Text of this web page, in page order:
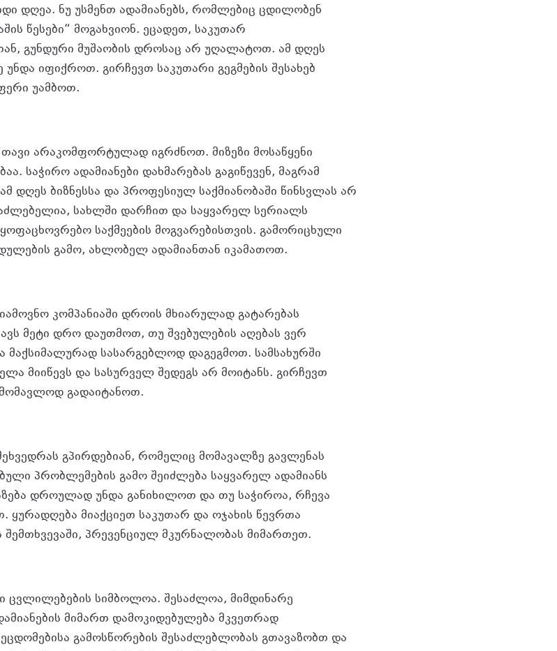
დღეა. ნუ უსმენთ ადამიანებს, რომლებიც ცდილობენ
წესები“ მოგახვიონ. ეცადეთ, საკუთარ
გუნდური მუშაობის დროსაც არ უღალატოთ. ამ დღეს
იფიქროთ. გირჩევთ საკუთარი გეგმების შესახებ
უამბოთ.
არაკომფორტულად იგრძნოთ. მიზეზი მოსაწყენი
საჭირო ადამიანები დახმარებას გაგიწევენ, მაგრამ
დღეს ბიზნესსა და პროფესიულ საქმიანობაში წინსვლას არ
სახლში დარჩით და საყვარელ სერიალს
საქმეების მოგვარებისთვის. გამორიცხული
გამო, ახლობელ ადამიანთან იკამათოთ.
კომპანიაში დროის მხიარულად გატარებას
მეტი დრო დაუთმოთ, თუ შვებულების აღებას ვერ
მაქსიმალურად სასარგებლოდ დაგეგმოთ. სამსახურში
მიიწევს და სასურველ შედეგს არ მოიტანს. გირჩევთ
გადაიტანოთ.
გპირდებიან, რომელიც მომავალზე გავლენას
პრობლემების გამო შეიძლება საყვარელ ადამიანს
დროულად უნდა განიხილოთ და თუ საჭიროა, რჩევა
მიაქციეთ საკუთარ და ოჯახის წევრთა
პრევენციულ მკურნალობას მიმართეთ.
სიმბოლოა. შესაძლოა, მიმდინარე
მიმართ დამოკიდებულება მკვეთრად
გამოსწორების შესაძლებლობას გთავაზობთ და